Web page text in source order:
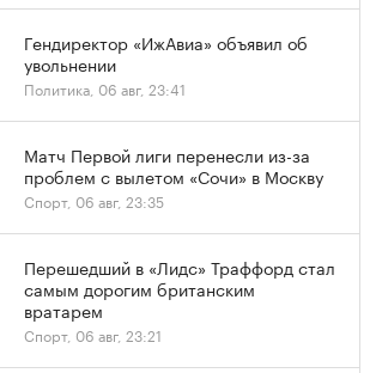
Гендиректор «ИжАвиа» объявил об
увольнении
Политика, 06 авг, 23:41
Матч Первой лиги перенесли из-за
проблем с вылетом «Сочи» в Москву
Спорт, 06 авг, 23:35
Перешедший в «Лидс» Траффорд стал
самым дорогим британским
вратарем
Спорт, 06 авг, 23:21